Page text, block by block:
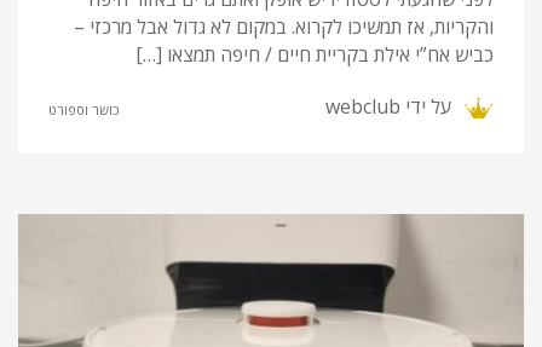
והקריות, אז תמשיכו לקרוא. במקום לא גדול אבל מרכזי –
כביש אח”י אילת בקריית חיים / חיפה תמצאו […]
על ידי webclub כושר וספורט